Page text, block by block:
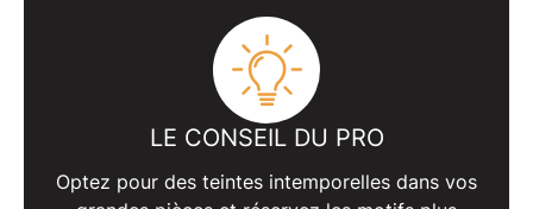
LE CONSEIL DU PRO
Optez pour des teintes intemporelles dans vos